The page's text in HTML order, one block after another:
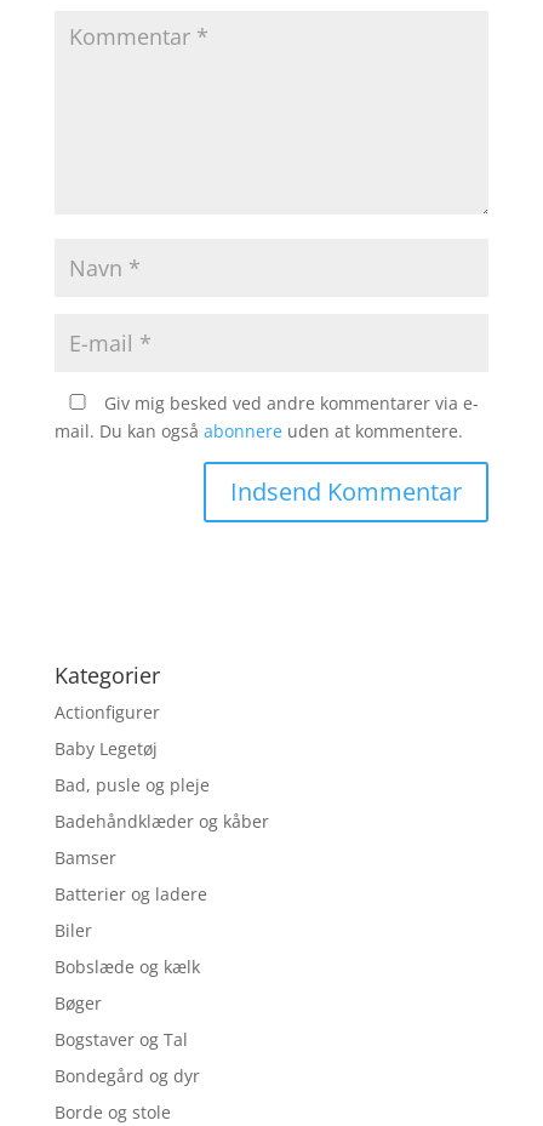
Giv mig besked ved andre kommentarer via e-
mail. Du kan også abonnereuden at kommentere.
Kategorier
Actionfigurer
Baby Legetøj
Bad, pusle og pleje
Badehåndklæder og kåber
Bamser
Batterier og ladere
Biler
Bobslæde og kælk
Bøger
Bogstaver og Tal
Bondegård og dyr
Borde og stole